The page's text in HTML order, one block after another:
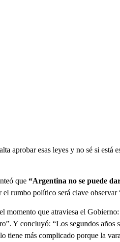
aprobar esas leyes y no sé si está
que “Argentina no se puede
rumbo político será clave observar
momento que atraviesa el
Y concluyó: “Los segundos años
tiene más complicado porque la